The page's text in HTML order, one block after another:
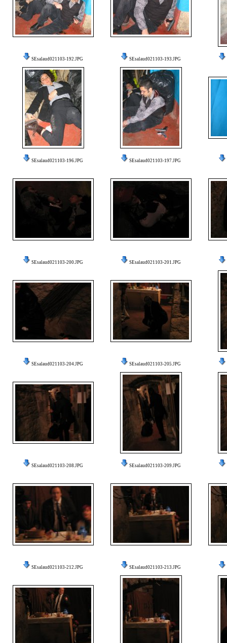
SEsalaud021103-192.JPG SEsalaud021103-193.JPG
SEsalaud021103-196.JPG SEsalaud021103-197.JPG
SEsalaud021103-200.JPG SEsalaud021103-201.JPG
SEsalaud021103-204.JPG SEsalaud021103-205.JPG
SEsalaud021103-208.JPG SEsalaud021103-209.JPG
SEsalaud021103-212.JPG SEsalaud021103-213.JPG